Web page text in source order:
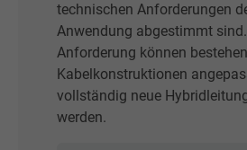
technischen Anforderungen
Anwendung abgestimmt
Anforderung können
Kabelkonstruktionen
vollständig neue
werden.